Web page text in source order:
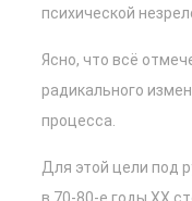
психической
Ясно, что всё
радикального
процесса.
Для этой цели под